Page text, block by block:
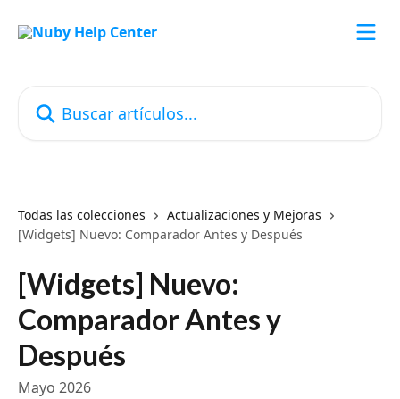
Todas las colecciones
Actualizaciones y Mejoras
[Widgets] Nuevo: Comparador Antes y Después
[Widgets] Nuevo:
Comparador Antes y
Después
Mayo 2026